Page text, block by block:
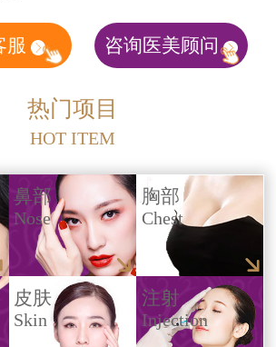
服 咨询医美顾问
热门项目
HOT ITEM
鼻部
Nose
胸部
Chest
皮肤
Skin
注射
Injection